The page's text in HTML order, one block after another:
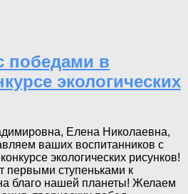
победами в
экологических
Елена Николаевна,
ваших воспитанников с
экологических рисунков!
первыми ступеньками к
благо нашей планеты! Желаем